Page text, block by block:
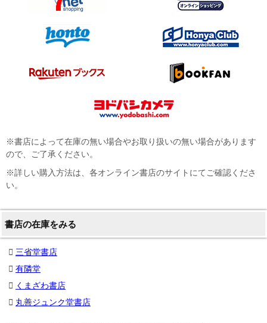
※書店によって在庫の無い場合やお取り扱いの無い場合があります
ので、ご了承ください。
※詳しい購入方法は、各オンライン書店のサイトにてご確認くださ
い。
書店の在庫をみる
三省堂書店
有隣堂
くまざわ書店
丸善ジュンク堂書店